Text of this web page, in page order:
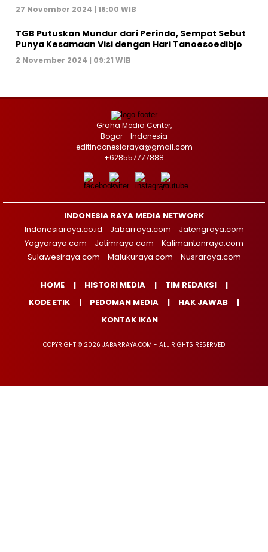
27 November 2024 | 16:00 WIB
TGB Putuskan Mundur dari Perindo, Sempat Sebut
Punya Kesamaan Visi dengan Hari Tanoesoedibjo
2 November 2024 | 09:21 WIB
Graha Media Center,
Bogor - Indonesia
editindonesiaraya@gmail.com
+628557777888
INDONESIA RAYA MEDIA NETWORK
Indonesiaraya.co.id
Jabarraya.com
Jatengraya.com
Yogyaraya.com
Jatimraya.com
Kalimantanraya.com
Sulawesiraya.com
Malukuraya.com Nusraraya.com
HOME HISTORI MEDIA
TIM REDAKSI
KODE ETIK
PEDOMAN MEDIA
HAK JAWAB
KONTAK IKAN
COPYRIGHT © 2026 JABARRAYA.COM - ALL RIGHTS RESERVED